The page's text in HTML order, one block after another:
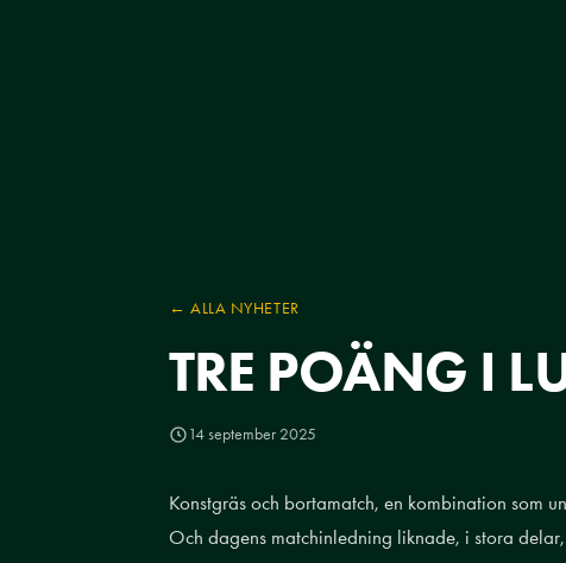
← ALLA NYHETER
TRE POÄNG I
14 september 2025
Konstgräs och bortamatch, en kombination som
Och dagens matchinledning liknade, i stora